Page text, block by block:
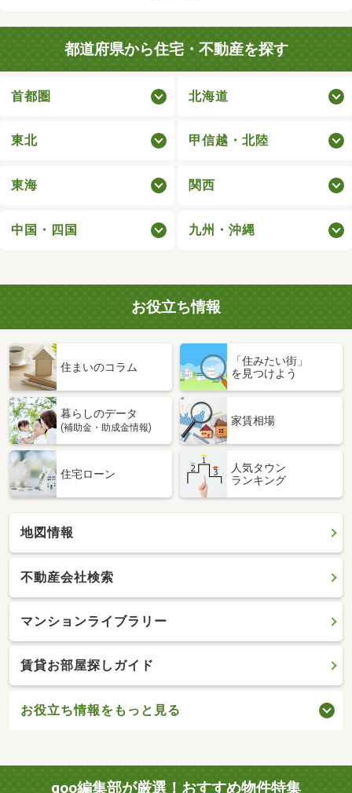
都道府県から住宅・不動産を探す
首都圏 北海道
東北 甲信越・北陸
東海 関西
中国・四国 九州・沖縄
お役立ち情報
住まいのコラム
「住みたい街」
を見つけよう
暮らしのデータ
(補助金・助成金情報)
家賃相場
住宅ローン
人気タウン
ランキング
地図情報
不動産会社検索
マンションライブラリー
賃貸お部屋探しガイド
お役立ち情報をもっと見る
goo編集部が厳選！おすすめ物件特集